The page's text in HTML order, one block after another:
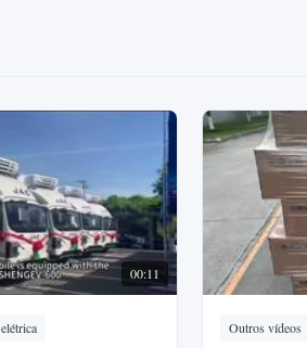
00:11
Outros vídeos